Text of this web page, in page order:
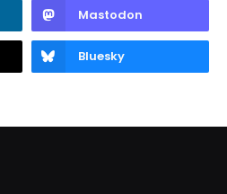
Mastodon
Bluesky